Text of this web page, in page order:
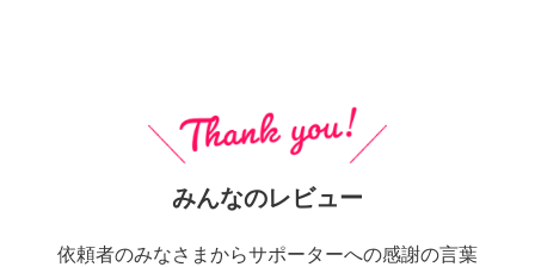
みんなのレビュー
依頼者のみなさまからサポーターへの感謝の言葉